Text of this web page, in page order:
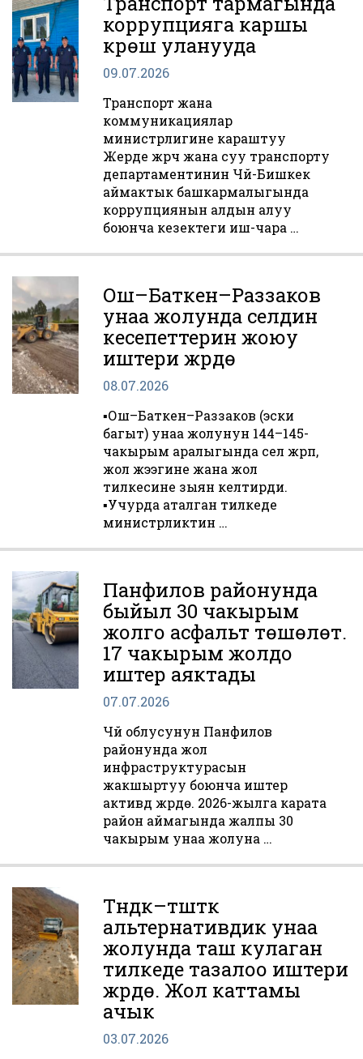
коррупцияга каршы
күрөш уланууда
09.07.2026
Транспорт жана
коммуникациялар
министрлигине караштуу
Жерде жүрүүчү жана суу транспорту
департаментинин Чүй-Бишкек
аймактык башкармалыгында
коррупциянын алдын алуу
боюнча кезектеги иш-чара …
Ош–Баткен–Раззаков
унаа жолунда селдин
кесепеттерин жоюу
иштери жүрүүдө
08.07.2026
▪️Ош–Баткен–Раззаков (эски
багыт) унаа жолунун 144–145-
чакырым аралыгында сел жүрүп,
жол жээгине жана жол
тилкесине зыян келтирди.
▪️Учурда аталган тилкеде
министрликтин …
Панфилов районунда
быйыл 30 чакырым
жолго асфальт төшөлөт.
17 чакырым жолдо
иштер аяктады
07.07.2026
Чүй облусунун Панфилов
районунда жол
инфраструктурасын
жакшыртуу боюнча иштер
активдүү жүрүүдө. 2026-жылга карата
район аймагында жалпы 30
чакырым унаа жолуна …
Түндүк–түштүк
альтернативдик унаа
жолунда таш кулаган
тилкеде тазалоо иштери
жүрүүдө. Жол каттамы
ачык
03.07.2026